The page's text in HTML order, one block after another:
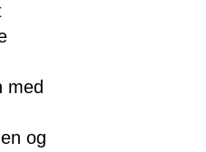
med
og